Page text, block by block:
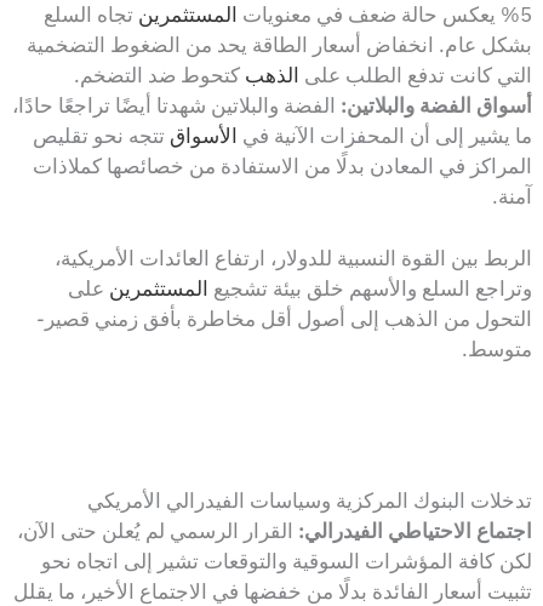
5% يعكس حالة ضعف في معنويات
المستثمرين تجاه السلع
بشكل عام. انخفاض أسعار الطاقة يحد من الضغوط التضخمية
التي كانت تدفع الطلب على الذهب كتحوط ضد التضخم.
أسواق الفضة والبلاتين: الفضة والبلاتين شهدتا أيضًا تراجعًا حادًا،
ما يشير إلى أن المحفزات الآنية في الأسواق تتجه نحو تقليص
المراكز في المعادن بدلًا من الاستفادة من خصائصها كملاذات
آمنة.
الربط بين القوة النسبية للدولار، ارتفاع العائدات الأمريكية،
وتراجع السلع والأسهم خلق بيئة تشجيع المستثمرين على
التحول من الذهب إلى أصول أقل مخاطرة بأفق زمني قصير-
متوسط.
تدخلات البنوك المركزية وسياسات الفيدرالي الأمريكي
اجتماع الاحتياطي الفيدرالي: القرار الرسمي لم يُعلن حتى الآن،
لكن كافة المؤشرات السوقية والتوقعات تشير إلى اتجاه نحو
تثبيت أسعار الفائدة بدلًا من خفضها في الاجتماع الأخير، ما يقلل